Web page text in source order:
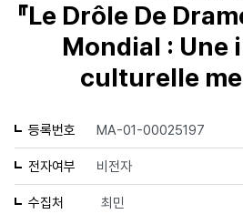
『Le Drôle De
Mondial : Une
culturelle
등록번호 MA-01-00025197
전자여부 비전자
수집처 최민